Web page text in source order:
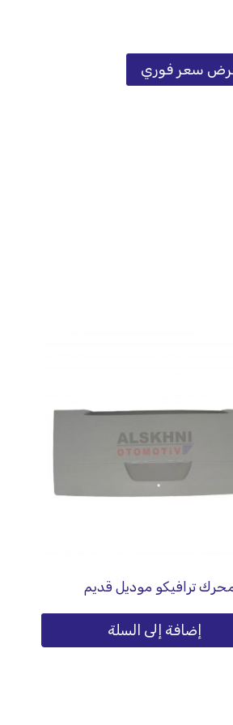
سعر فوري
ترافيكو موديل قديم
إضافة إلى السلة